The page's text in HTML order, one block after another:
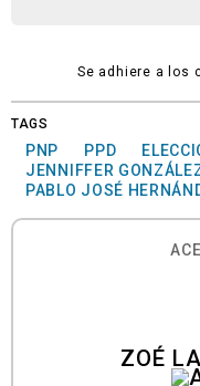
Se adhiere a los
TAGS
PNP PPD
JENNIFFER
PABLO JOSÉ
ZOÉ